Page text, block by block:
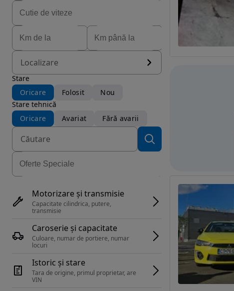
Localizare
Stare
Oricare
Folosit
Nou
Stare tehnică
Oricare
Avariat Fără avarii
Motorizare și transmisie
Capacitate cilindrica, putere,
transmisie
Caroserie și capacitate
Culoare, numar de portiere, numar
locuri
Istoric și stare
Tara de origine, primul proprietar, are